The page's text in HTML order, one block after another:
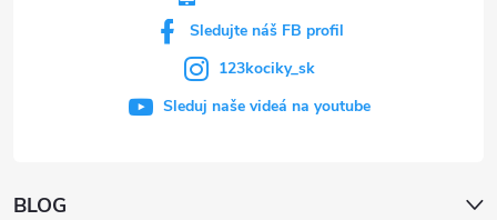
BLOG
Sledujte náš FB profil
123kociky_sk
Sleduj naše videá na youtube